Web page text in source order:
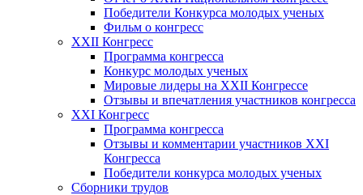
Победители Конкурса молодых ученых
Фильм о конгресс
XXII Конгресс
Программа конгресса
Конкурс молодых ученых
Мировые лидеры на XXII Конгрессе
Отзывы и впечатления участников конгресса
XXI Конгресс
Программа конгресса
Отзывы и комментарии участников XXI
Конгресса
Победители конкурса молодых ученых
Сборники трудов